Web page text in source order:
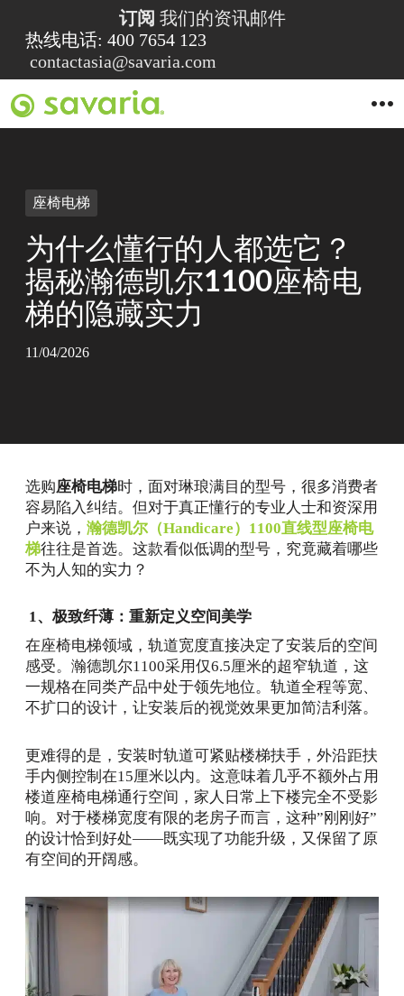
订阅 我们的资讯邮件
热线电话: 400 7654 123
contactasia@savaria.com
O
p
座椅电梯
为什么懂行的人都选它？
揭秘瀚德凯尔1100座椅电
梯的隐藏实力
11/04/2026
选购座椅电梯时，面对琳琅满目的型号，很多消费者
容易陷入纠结。但对于真正懂行的专业人士和资深用
户来说， 瀚德凯尔（Handicare）1100直线型座椅电
梯往往是首选。这款看似低调的型号，究竟藏着哪些
不为人知的实力？
1、极致纤薄：重新定义空间美学
在座椅电梯领域，轨道宽度直接决定了安装后的空间
感受。瀚德凯尔1100采用仅6.5厘米的超窄轨道，这
一规格在同类产品中处于领先地位。轨道全程等宽、
不扩口的设计，让安装后的视觉效果更加简洁利落。
更难得的是，安装时轨道可紧贴楼梯扶手，外沿距扶
手内侧控制在15厘米以内。这意味着几乎不额外占用
楼道座椅电梯通行空间，家人日常上下楼完全不受影
响。对于楼梯宽度有限的老房子而言，这种”刚刚好”
的设计恰到好处——既实现了功能升级，又保留了原
有空间的开阔感。